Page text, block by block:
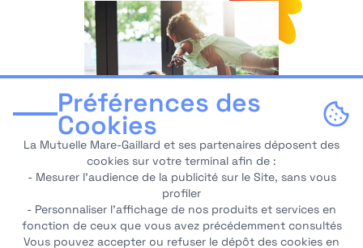
Préférences des
Cookies
La Mutuelle Mare-Gaillard et ses partenaires déposent des
cookies sur votre terminal afin de :
- Mesurer l’audience de la publicité sur le Site, sans vous
profiler
- Personnaliser l’affichage de nos produits et services en
fonction de ceux que vous avez précédemment consultés
Vous pouvez accepter ou refuser le dépôt des cookies en
Logement